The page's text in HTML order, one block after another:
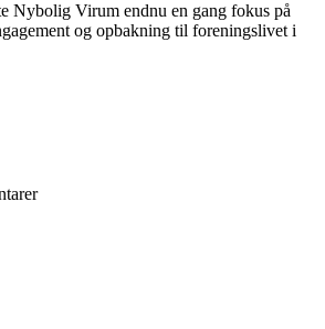
Nybolig Virum endnu en gang fokus på
og opbakning til foreningslivet i